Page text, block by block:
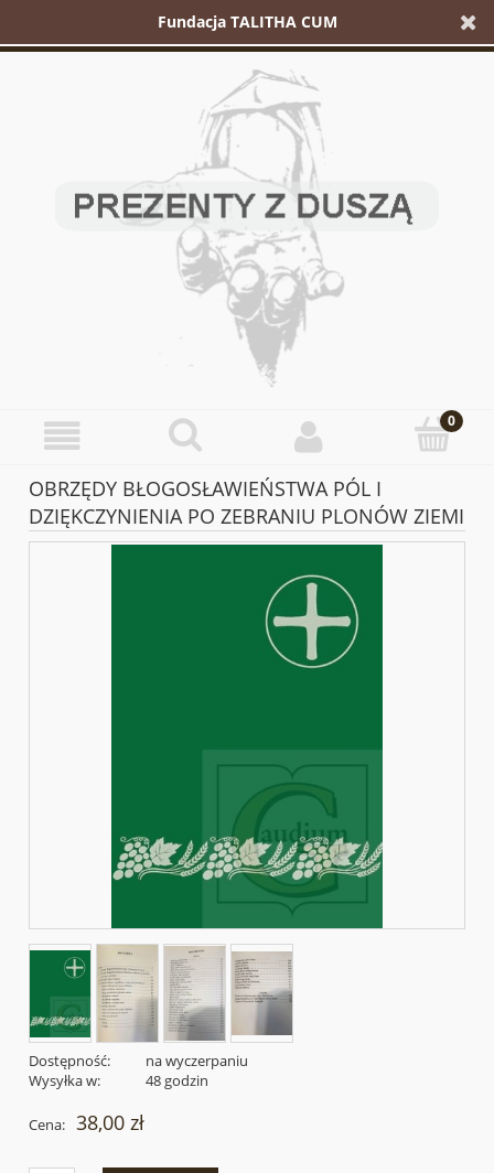
Fundacja TALITHA CUM
OBRZĘDY BŁOGOSŁAWIEŃSTWA PÓL I
DZIĘKCZYNIENIA PO ZEBRANIU PLONÓW ZIEMI
Dostępność:
na wyczerpaniu
Wysyłka w:
48 godzin
Cena: 38,00 zł